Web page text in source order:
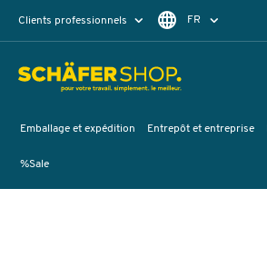
Clients professionnels FR
Emballage et expédition Entrepôt et entreprise
%Sale